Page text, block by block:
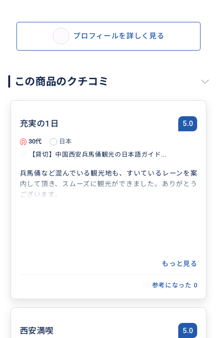
プロフィールを詳しく見る
この商品のクチコミ
充実の1日 5.0
30代
日本
【貸切】中国西安兵馬俑観光の日本語ガイド...
兵馬俑など混んでいる観光地も、すいているレーンを案
内して頂き、スムーズに観光ができました。ありがとう
ございます。
もっと見る
参考になった 0
西安満喫 5.0